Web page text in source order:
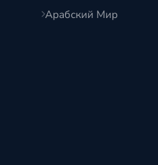
Арабский Мир